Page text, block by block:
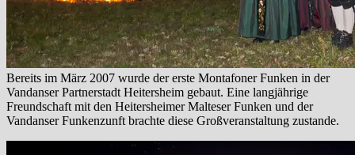
Bereits im März 2007 wurde der erste Montafoner Funken in der
Vandanser Partnerstadt Heitersheim gebaut. Eine langjährige
Freundschaft mit den Heitersheimer Malteser Funken und der
Vandanser Funkenzunft brachte diese Großveranstaltung zustande.